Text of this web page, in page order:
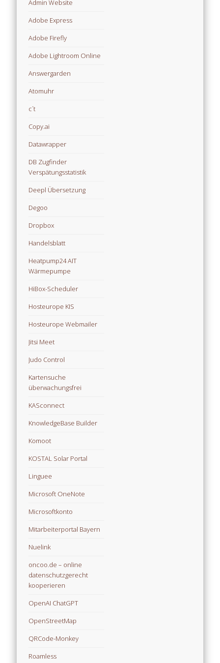
Admin Website
Adobe Express
Adobe Firefly
Adobe Lightroom Online
Answergarden
Atomuhr
c´t
Copy.ai
Datawrapper
DB Zugfinder
Verspätungsstatistik
Deepl Übersetzung
Degoo
Dropbox
Handelsblatt
Heatpump24 AIT
Wärmepumpe
HiBox-Scheduler
Hosteurope KIS
Hosteurope Webmailer
Jitsi Meet
Judo Control
Kartensuche
überwachungsfrei
KASconnect
KnowledgeBase Builder
Komoot
KOSTAL Solar Portal
Linguee
Microsoft OneNote
Microsoftkonto
Mitarbeiterportal Bayern
Nuelink
oncoo.de – online
datenschutzgerecht
kooperieren
OpenAI ChatGPT
OpenStreetMap
QRCode-Monkey
Roamless